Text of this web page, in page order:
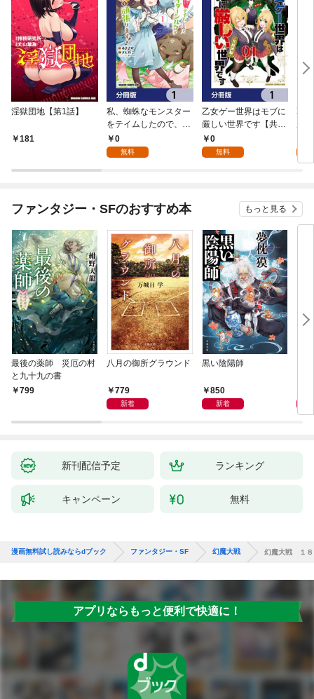
淫獄団地【第1話】
181
私、蜘蛛なモンスター
をテイムしたので、ス
パイダーシルクで裁縫
を頑張ります！【分冊
0
無料
乙女ゲー世界はモブに
厳しい世界です【共和
国編】【分冊版】 1
0
無料
乙
ファンタジー・SFのおすすめ本 もっと見る
最後の薬師 災厄の村
と九十九の書
799
八月の御所グラウンド
779
新着
黒い陰陽師
850
新着
新刊配信予定 ランキング
キャンペーン 無料
漫画無料試し読みならdブック ファンタジー・SF 幻魔大戦 幻魔大戦 １
アプリならもっと便利で快適に！